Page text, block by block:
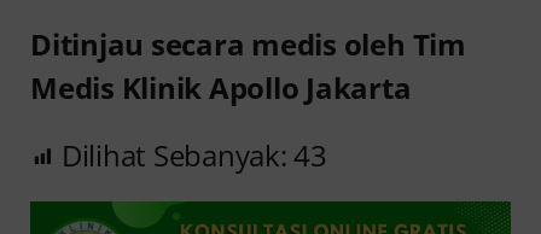
Ditinjau secara medis oleh Tim
Medis Klinik Apollo Jakarta
Dilihat Sebanyak:43